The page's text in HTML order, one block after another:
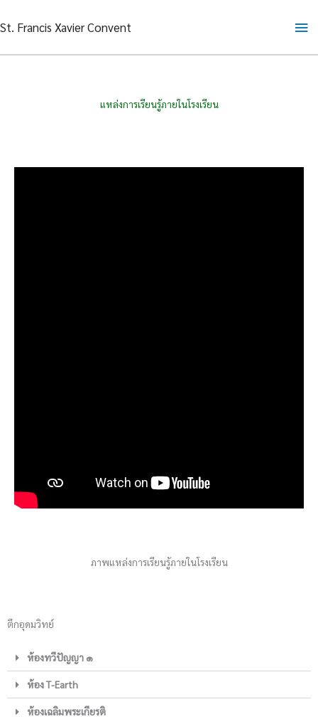
to
St. Francis Xavier Convent
แหล่งการเรียนรู้ภายในโรงเรียน
ภาพแหล่งการเรียนรู้ภายในโรงเรียน
ตึกอุดมวิทย์
ห้องทวีปัญญา ๑
ห้อง T-Earth
ห้องเฉลิมพระเกียรติ